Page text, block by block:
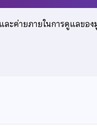
ะค่ายภายในการดูแลขอ